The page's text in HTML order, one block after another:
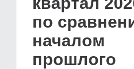
по
началом
прошлого